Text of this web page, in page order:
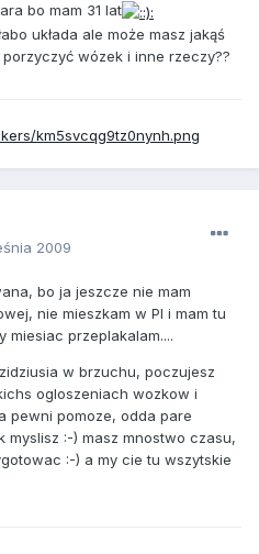
bo mam 31 lat
układa ale może masz jakąś
wózek i inne rzeczy??
2009
bo ja jeszcze nie mam
nie mieszkam w Pl i mam tu
miesiac przeplakalam....
w brzuchu, poczujesz
ogloszeniach wozkow i
pewni pomoze, odda pare
myslisz :-) masz mnostwo czasu,
:-) a my cie tu wszytskie